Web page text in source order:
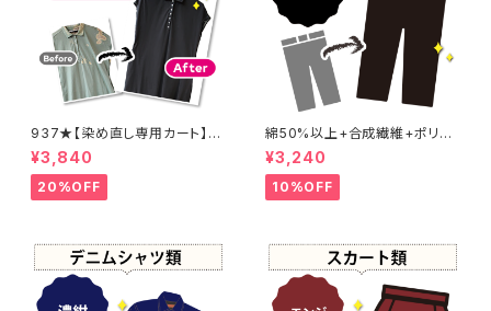
937★【染め直し専用カート】4
800円
¥3,840
20%OFF
綿50%以上+合成繊維+ポリウ
レタン 黒染め パンツ 【元色：
黒】 -染め直し[漆黒 - Black]4
01-0076
¥3,240
10%OFF